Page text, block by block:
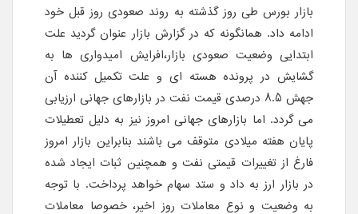
بازار بورس طی روز گذشته به روند صعودی روز قبل خود
ادامه داد. همانگونه که در گزارش بازار عنوان گردید علت
ابتدایی وضعیت صعودی بازار،افرایش امیدواری ها به
گشایش در پرونده هسته ای و علت تکمیل کننده آن
جهش 8.5 درصدی قیمت نفت در بازارهای جهانی ارزیابی
می گردد. اما بازارهای جهانی امروز نیز به دلیل تعطیلات
پایان هفته میلادی متوقف می باشند بنابراین بازار امروز
فارغ از تغییرات قیمتی نفت و همچنین ثبات ایجاد شده
در بازار ارز به داد و ستد سهام خواهد پرداخت. با توجه
به وضعیت و نوع معاملات روز اخیر، خصوصا معاملات